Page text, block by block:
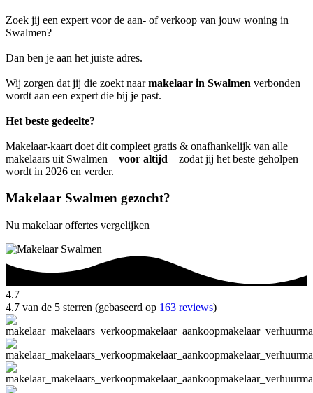
Zoek jij een expert voor de aan- of verkoop van jouw woning in
Swalmen?
Dan ben je aan het juiste adres.
Wij zorgen dat jij die zoekt naarmakelaar in Swalmen verbonden
wordt aan een expert die bij je past.
Het beste gedeelte?
Makelaar-kaart doet dit compleet gratis & onafhankelijk van alle
makelaars uit Swalmen – voor altijd – zodat jij het beste geholpen
wordt in 2026 en verder.
Makelaar Swalmen gezocht?
Nu makelaar offertes vergelijken
4.7
4.7 van de 5 sterren (gebaseerd op 163 reviews)